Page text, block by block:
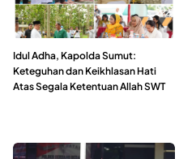
Idul Adha, Kapolda Sumut:
Keteguhan dan Keikhlasan Hati
Atas Segala Ketentuan Allah SWT